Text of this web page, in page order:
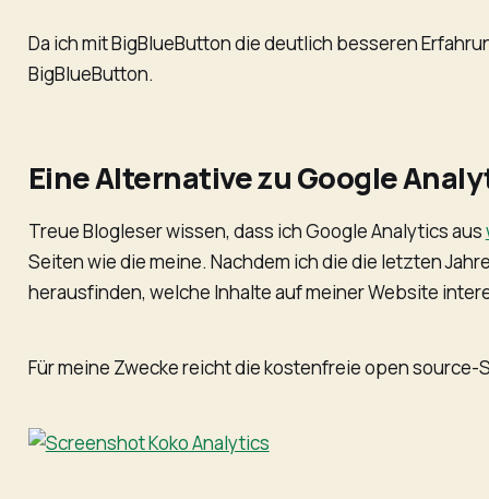
Da ich mit BigBlueButton die deutlich besseren
BigBlueButton.
Eine Alternative zu Google
Treue Blogleser wissen, dass ich Google Analytics aus
Seiten wie die meine. Nachdem ich die die letzten
herausfinden, welche Inhalte auf meiner Website
Für meine Zwecke reicht die kostenfreie open